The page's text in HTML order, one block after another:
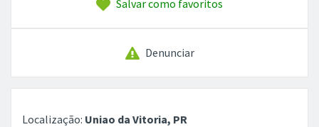
Salvar como favoritos
Denunciar
Localização: Uniao da Vitoria, PR